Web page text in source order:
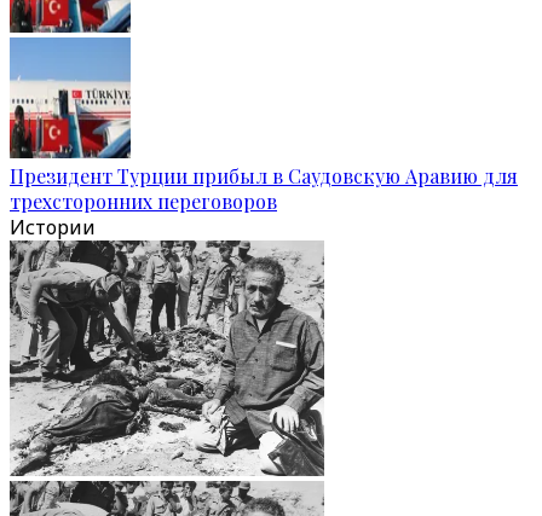
Президент Турции прибыл в Саудовскую Аравию для
трехсторонних переговоров
Истории